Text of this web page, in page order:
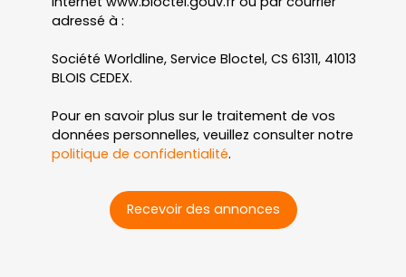
adressé à :
Société Worldline, Service Bloctel, CS 61311, 41013
BLOIS CEDEX.
Pour en savoir plus sur le traitement de vos
données personnelles, veuillez consulter notre
politique de confidentialité.
Recevoir des annonces